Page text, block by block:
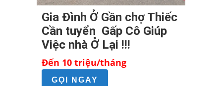
Gia Đình Ở Gần chợ Thiếc
Cần tuyển Gấp Cô Giúp
Việc nhà Ở Lại !!!
Đến 10 triệu/tháng
GỌI NGAY